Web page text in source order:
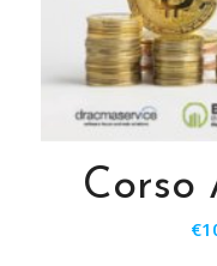
Corso
€